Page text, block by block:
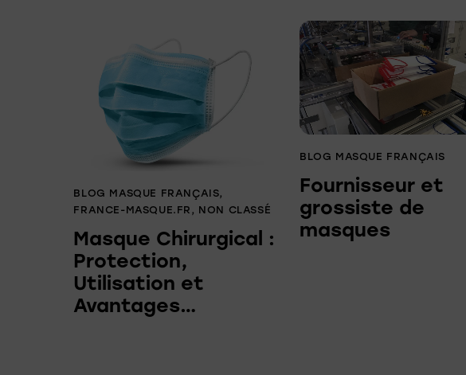
BLOG MASQUE FRANÇAIS,
FRANCE-MASQUE.FR , NON CLASSÉ
Masque Chirurgical :
Protection,
Utilisation et
Avantages…
BLOG MASQUE FRANÇAIS
Fournisseur et
grossiste de
masques